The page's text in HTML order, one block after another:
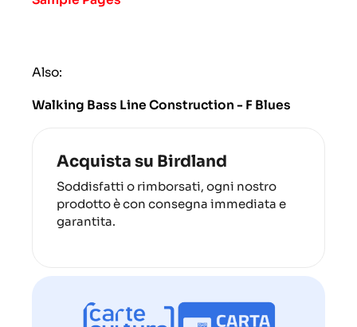
Also:
Walking Bass Line Construction - F Blues
Acquista su Birdland
Soddisfatti o rimborsati, ogni nostro
prodotto è con consegna immediata e
garantita.